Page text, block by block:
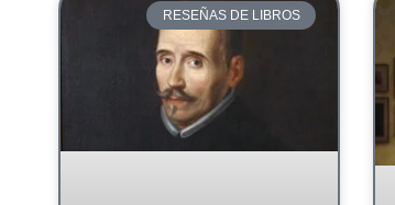
RESEÑAS DE LIBROS